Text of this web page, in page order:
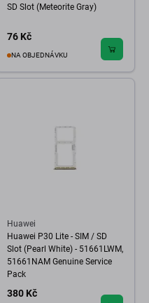
SD Slot (Meteorite Gray)
76 Kč
NA OBJEDNÁVKU
Huawei
Huawei P30 Lite - SIM / SD
Slot (Pearl White) - 51661LWM,
51661NAM Genuine Service
Pack
380 Kč